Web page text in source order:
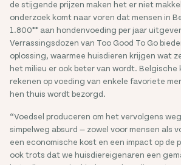
de stijgende prijzen maken het er niet
onderzoek komt naar voren dat mensen in
1.800** aan hondenvoeding per jaar
Verrassingsdozen van Too Good To Go
oplossing, waarmee huisdieren krijgen wat
het milieu er ook beter van wordt. Belgische
rekenen op voeding van enkele favoriete
hen thuis wordt bezorgd.
“Voedsel produceren om het vervolgens
simpelweg absurd — zowel voor mensen als
een economische kost en een impact op de
ook trots dat we huisdiereigenaren een